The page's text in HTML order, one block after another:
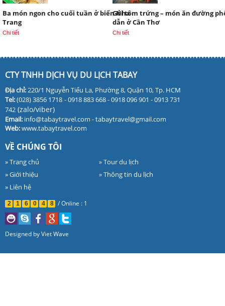
Ba món ngon cho cuối tuần ở biển Nha
Trang
Chi tiết
Gỏi tôm trứng – món ăn đường
dẫn ở Cần Thơ
Chi tiết
CTY TNHH DỊCH VỤ DU LỊCH TABAY
Địa chỉ:220/1 Nguyễn Tiểu La, Phường 8, Quận 10, Tp. HCM
Tel:(028) 3856 1718 - 0918 883 668 - 0918 096 901 - 0913 731
742 (zalo/viber)
Email: info@tabaytravel.com - tabaytravel@gmail.com
Web:www.tabaytravel.com
VỀ CHÚNG TÔI
» Trang chủ
» Tour du lịch
» Giới thiệu
» Thông tin du lịch
» Liên hệ
2 1 6 0 4 8 /Online : 1
Designed byViet Wave